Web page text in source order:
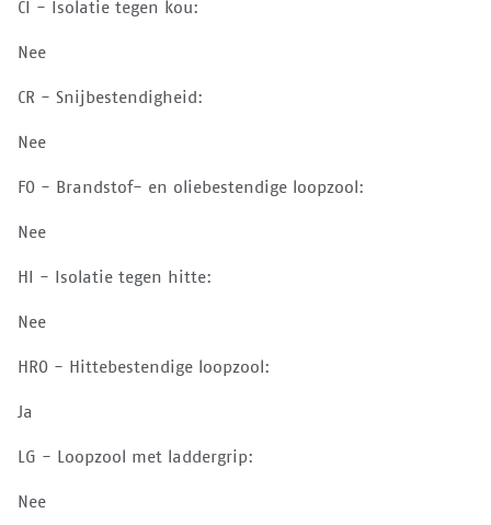
CI - Isolatie tegen kou:
Nee
CR - Snijbestendigheid:
Nee
FO - Brandstof- en oliebestendige loopzool:
Nee
HI - Isolatie tegen hitte:
Nee
HRO - Hittebestendige loopzool:
Ja
LG - Loopzool met laddergrip:
Nee